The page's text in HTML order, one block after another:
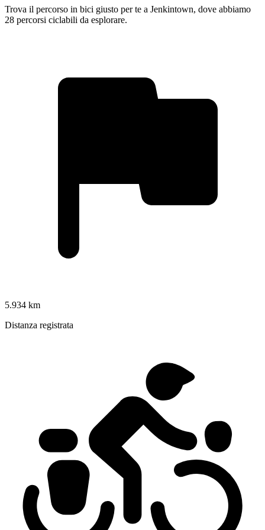
Trova il percorso in bici giusto per te a Jenkintown, dove abbiamo
28 percorsi ciclabili da esplorare.
5.934 km
Distanza registrata